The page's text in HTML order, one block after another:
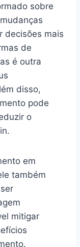
sobre
decisões mais
de
é outra
disso,
pode
o
em
também
mitigar